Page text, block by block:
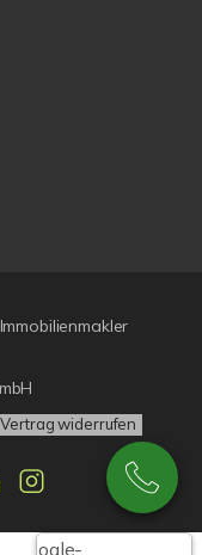
Vertrag widerrufen
Google-